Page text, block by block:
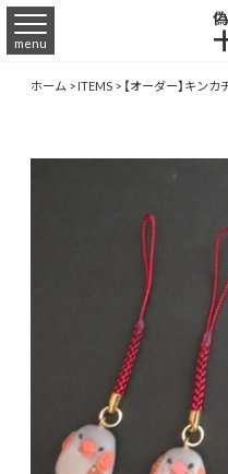
menu
ホーム>ITEMS> 【オーダー】キンカ